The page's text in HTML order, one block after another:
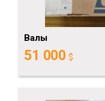
Валы
51 000 $